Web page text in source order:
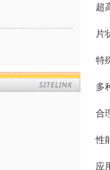
超
片
特
多
合
性
应